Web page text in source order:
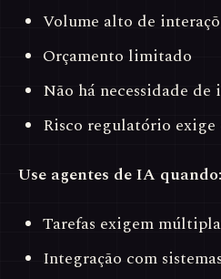
Volume alto de
Orçamento limitado
Não há necessidade de
Risco regulatório
Use agentes de IA quando:
Tarefas exigem
Integração com